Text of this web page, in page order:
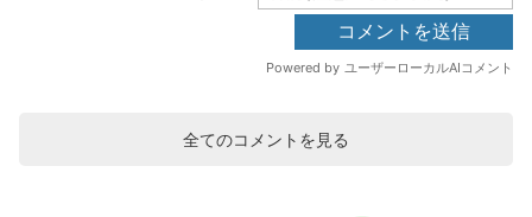
全てのコメントを見る